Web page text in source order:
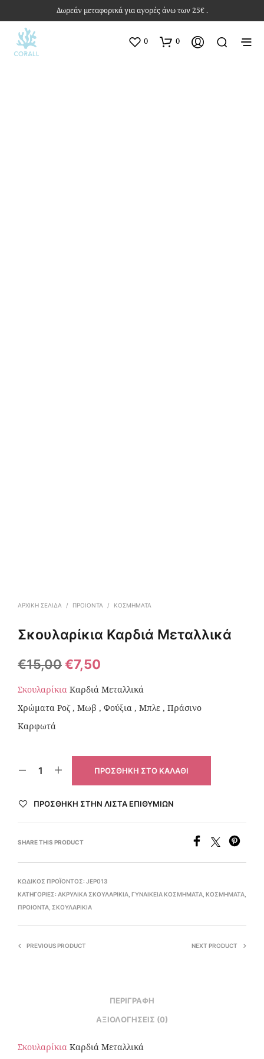
Δωρεάν μεταφορικά για αγορές άνω των 25€ .
0 0
ΑΡΧΙΚΉ ΣΕΛΊΔΑ / ΠΡΟΙΟΝΤΑ / ΚΟΣΜΉΜΑΤΑ
Σκουλαρίκια Καρδιά Μεταλλικά
€15,00 €7,50
Σκουλαρίκια Καρδιά Μεταλλικά
Χρώματα Ροζ , Μωβ , Φούξια , Μπλε , Πράσινο
Καρφωτά
ΠΡΟΣΘΉΚΗ ΣΤΟ ΚΑΛΆΘΙ
ΠΡΌΣΘΉΚΗ ΣΤΗΝ ΛΊΣΤΑ ΕΠΙΘΥΜΙΏΝ
SHARE THIS PRODUCT
ΚΩΔΙΚΌΣ ΠΡΟΪΌΝΤΟΣ: JEP013
ΚΑΤΗΓΟΡΊΕΣ: ΑΚΡΥΛΙΚΆ ΣΚΟΥΛΑΡΊΚΙΑ ΓΥΝΑΙΚΕΊΑ ΚΟΣΜΉΜΑΤΑ ΚΟΣΜΉΜΑΤΑ
ΠΡΟΙΟΝΤΑ ΣΚΟΥΛΑΡΊΚΙΑ
PREVIOUS PRODUCT NEXT PRODUCT
ΠΕΡΙΓΡΑΦΉ
ΑΞΙΟΛΟΓΉΣΕΙΣ (0)
Σκουλαρίκια Καρδιά Μεταλλικά